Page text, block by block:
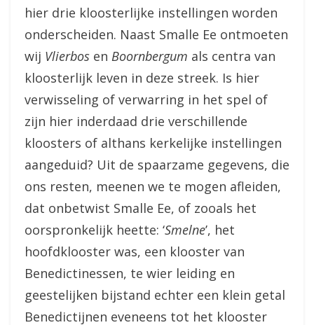
hier drie kloosterlijke instellingen worden
onderscheiden. Naast Smalle Ee ontmoeten
wij Vlierbos en Boornbergum als centra van
kloosterlijk leven in deze streek. Is hier
verwisseling of verwarring in het spel of
zijn hier inderdaad drie verschillende
kloosters of althans kerkelijke instellingen
aangeduid? Uit de spaarzame gegevens, die
ons resten, meenen we te mogen afleiden,
dat onbetwist Smalle Ee, of zooals het
oorspronkelijk heette: ‘Smelne’, het
hoofdklooster was, een klooster van
Benedictinessen, te wier leiding en
geestelijken bijstand echter een klein getal
Benedictijnen eveneens tot het klooster